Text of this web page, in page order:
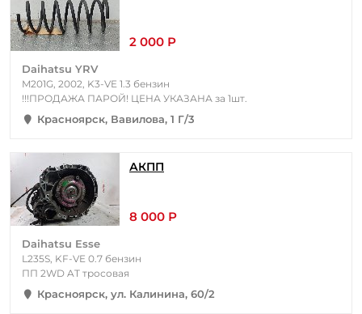
2 000 Р
Daihatsu YRV
M201G, 2002, K3-VE 1.3 бензин
!!!ПРОДАЖА ПАРОЙ! ЦЕНА УКАЗАНА за 1шт.
Красноярск, Вавилова, 1 Г/3
АКПП
8 000 Р
Daihatsu Esse
L235S, KF-VE 0.7 бензин
ПП 2WD AT тросовая
Красноярск, ул. Калинина, 60/2